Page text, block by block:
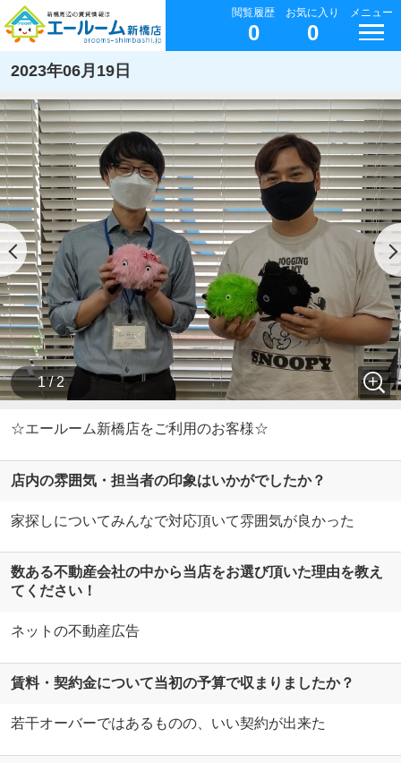
閲覧履歴
0
お気に入り
0
メニュー
2023年06月19日
1 / 2
☆エールーム新橋店をご利用のお客様☆
店内の雰囲気・担当者の印象はいかがでしたか？
家探しについてみんなで対応頂いて雰囲気が良かった
数ある不動産会社の中から当店をお選び頂いた理由を教え
てください！
ネットの不動産広告
賃料・契約金について当初の予算で収まりましたか？
若干オーバーではあるものの、いい契約が出来た